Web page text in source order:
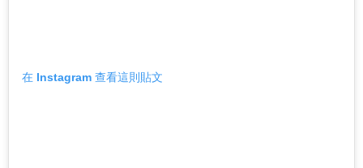
在 Instagram 查看這則貼文